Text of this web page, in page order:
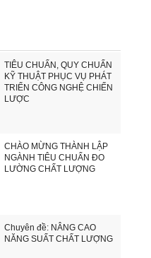
TIÊU CHUẨN, QUY CHUẨN
KỸ THUẬT PHỤC VỤ PHÁT
TRIỂN CÔNG NGHỆ CHIẾN
LƯỢC
CHÀO MỪNG THÀNH LẬP
NGÀNH TIÊU CHUẨN ĐO
LƯỜNG CHẤT LƯỢNG
Chuyên đề: NÂNG CAO
NĂNG SUẤT CHẤT LƯỢNG